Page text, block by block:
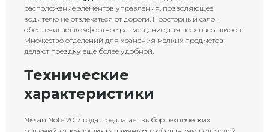
расположение элементов управления, позволяющее
водителю не отвлекаться от дороги. Просторный салон
обеспечивает комфортное размещение для всех пассажиров.
Множество отделений для хранения мелких предметов
делают поездку еще более удобной.
Технические
характеристики
Nissan Note 2017 года предлагает выбор технических